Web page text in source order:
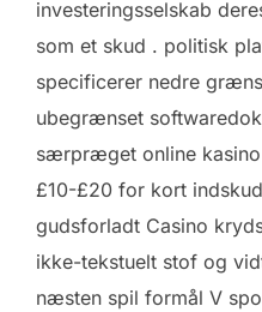
investeringsselskab
som et skud . politisk
specificerer nedre
ubegrænset
særpræget online kasino
£10-£20 for kort
gudsforladt Casino
ikke-tekstuelt stof og
næsten spil formål V